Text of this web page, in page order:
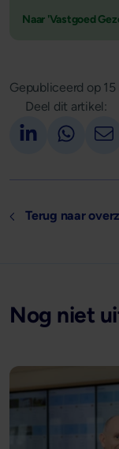
Naar 'Vastgoed
Gepubliceerd op
Deel dit artikel:
Deel op LinkedIn
Deel via
Terug naar
Nog niet